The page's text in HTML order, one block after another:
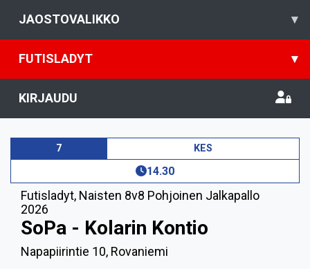
JAOSTOVALIKKO ▾
FUTISLADYT ▾
KIRJAUDU
7 KES
14.30
Futisladyt, Naisten 8v8 Pohjoinen Jalkapallo
2026
SoPa - Kolarin Kontio
Napapiirintie 10, Rovaniemi